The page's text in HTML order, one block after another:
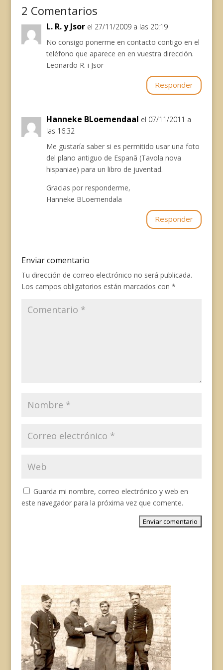
o
k
y
p
p
e
s
t
2 Comentarios
L. R. y Jsor el 27/11/2009 a las 20:19
No consigo ponerme en contacto contigo en el
teléfono que aparece en en vuestra dirección.
Leonardo R. i Jsor
Responder
Hanneke BLoemendaal el 07/11/2011 a
las 16:32
Me gustaría saber si es permitido usar una foto
del plano antiguo de Espanã (Tavola nova
hispaniae) para un libro de juventad.
Gracias por responderme,
Hanneke BLoemendala
Responder
Enviar comentario
Tu dirección de correo electrónico no será publicada.
Los campos obligatorios están marcados con *
Guarda mi nombre, correo electrónico y web en
este navegador para la próxima vez que comente.